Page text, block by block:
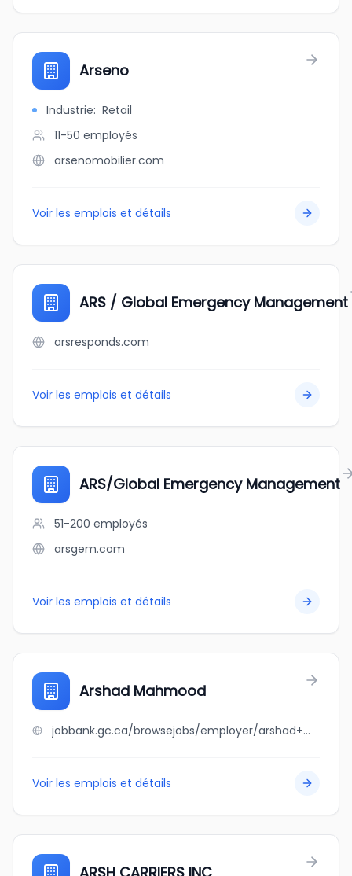
Arseno
Industrie: Retail
11-50 employés
arsenomobilier.com
Voir les emplois et détails
ARS / Global Emergency Management
arsresponds.com
Voir les emplois et détails
ARS/Global Emergency Management
51-200 employés
arsgem.com
Voir les emplois et détails
Arshad Mahmood
jobbank.gc.ca/browsejobs/employer/arshad+mahmood/ca
Voir les emplois et détails